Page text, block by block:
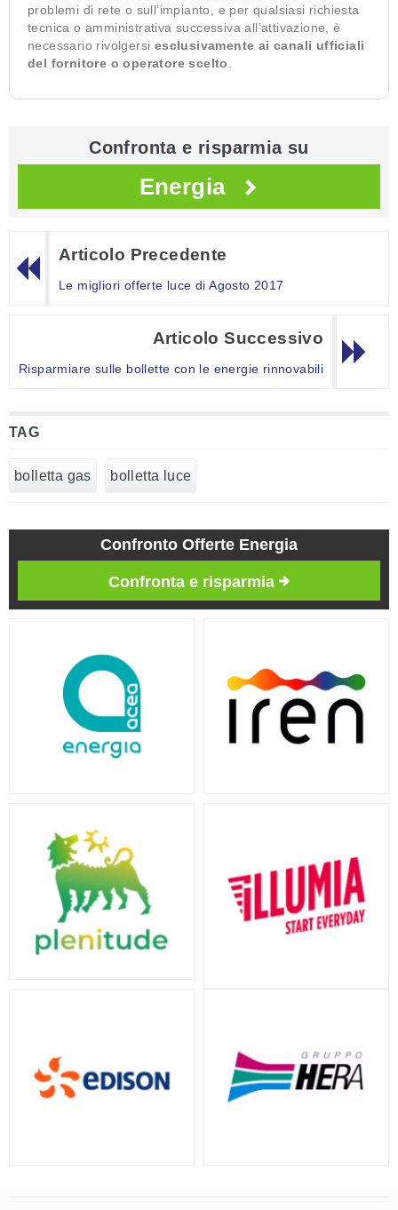
problemi di rete o sull’impianto, e per qualsiasi richiesta
tecnica o amministrativa successiva all’attivazione, è
necessario rivolgersi esclusivamente ai canali ufficiali
del fornitore o operatore scelto
Confronta e risparmia su
Energia
Articolo Precedente
Le migliori offerte luce di Agosto 2017
Articolo Successivo
Risparmiare sulle bollette con le energie rinnovabili
TAG
bolletta gas bolletta luce
Confronto Offerte Energia
Confronta e risparmia